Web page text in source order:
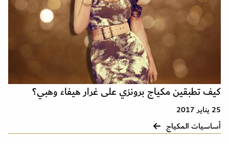
كيف تطبقين مكياج برونزي على غرار هيفاء وهبي؟
25 يناير 2017
أساسيات المكياج